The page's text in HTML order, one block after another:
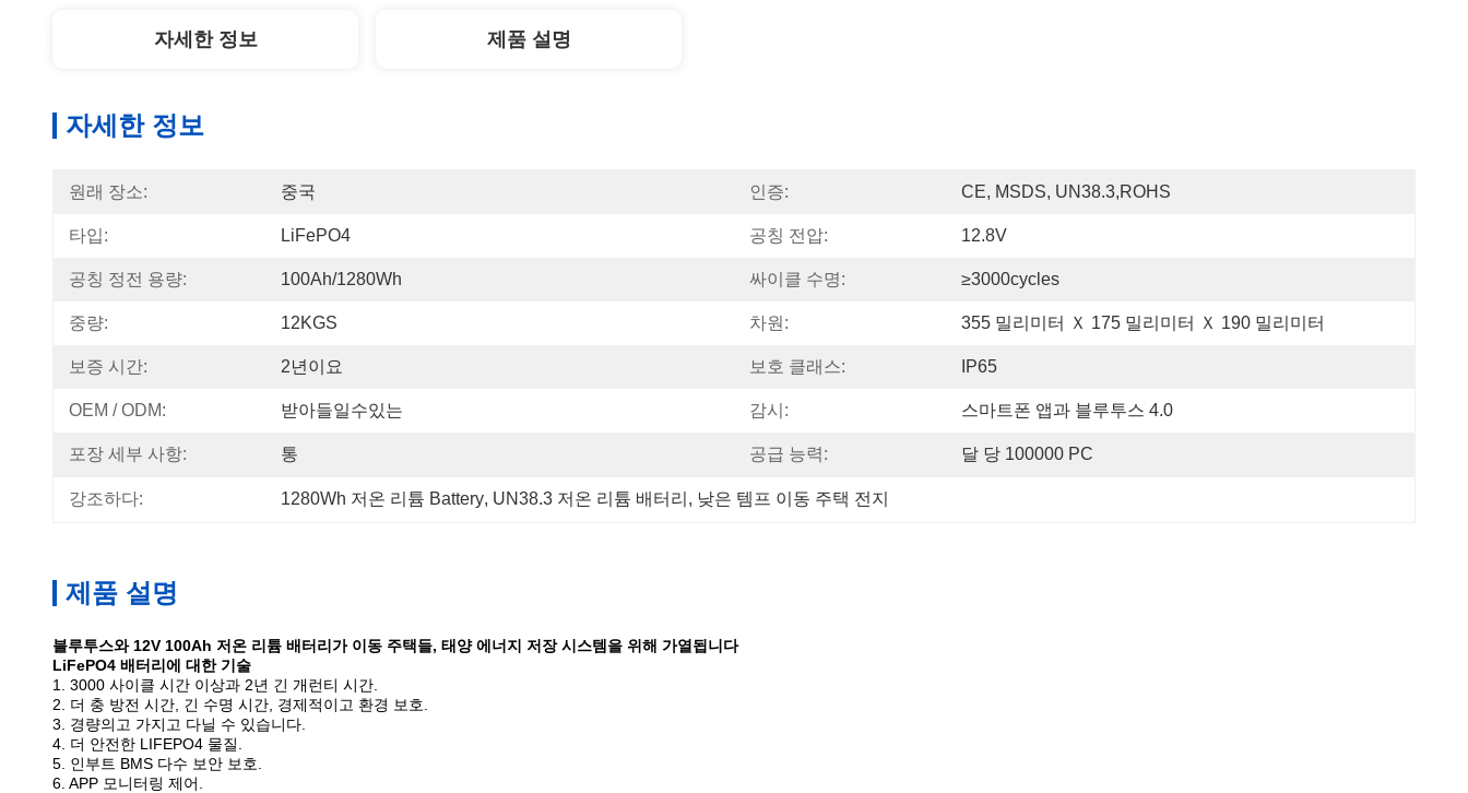
자세한 정보 제품 설명
자세한 정보
원래 장소: 중국 인증: CE, MSDS, UN38.3,ROHS
타입: LiFePO4 공칭 전압: 12.8V
공칭 정전 용량: 100Ah/1280Wh 싸이클 수명: ≥3000cycles
중량: 12KGS 차원: 355 밀리미터 Ｘ 175 밀리미터 Ｘ 190 밀리미터
보증 시간: 2년이요 보호 클래스: IP65
OEM / ODM: 받아들일수있는 감시: 스마트폰 앱과 블루투스 4.0
포장 세부 사항: 통 공급 능력: 달 당 100000 PC
강조하다: 1280Wh 저온 리튬 Battery, UN38.3 저온 리튬 배터리 , 낮은 템프 이동 주택 전지
제품 설명
블루투스와 12V 100Ah 저온 리튬 배터리가 이동 주택들, 태양 에너지 저장 시스템을 위해 가열됩니다
LiFePO4 배터리에 대한 기술
1. 3000 사이클 시간 이상과 2년 긴 개런티 시간.
2. 더 충 방전 시간, 긴 수명 시간, 경제적이고 환경 보호.
3. 경량의고 가지고 다닐 수 있습니다.
4. 더 안전한 LIFEPO4 물질.
5. 인부트 BMS 다수 보안 보호.
6. APP 모니터링 제어.